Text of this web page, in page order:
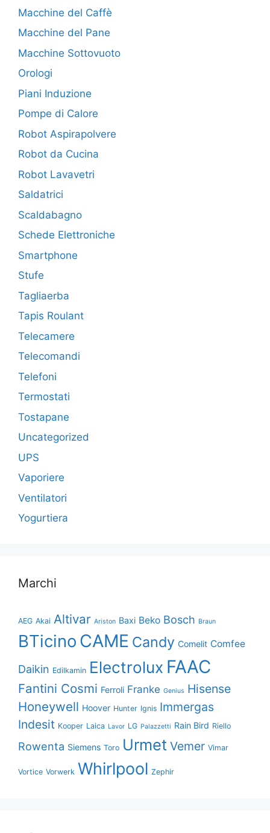
Macchine del Caffè
Macchine del Pane
Macchine Sottovuoto
Orologi
Piani Induzione
Pompe di Calore
Robot Aspirapolvere
Robot da Cucina
Robot Lavavetri
Saldatrici
Scaldabagno
Schede Elettroniche
Smartphone
Stufe
Tagliaerba
Tapis Roulant
Telecamere
Telecomandi
Telefoni
Termostati
Tostapane
Uncategorized
UPS
Vaporiere
Ventilatori
Yogurtiera
Marchi
AEG Akai Altivar Ariston Baxi Beko Bosch Braun
BTicino CAME Candy Comelit Comfee
Daikin Edilkamin Electrolux FAAC
Fantini Cosmi Ferroli Franke Genius Hisense
Honeywell Hoover Hunter Ignis Immergas
Indesit Kooper Laica Lavor LG Palazzetti Rain Bird Riello
Rowenta Siemens Toro Urmet Vemer Vimar
Vortice Vorwerk Whirlpool Zephir